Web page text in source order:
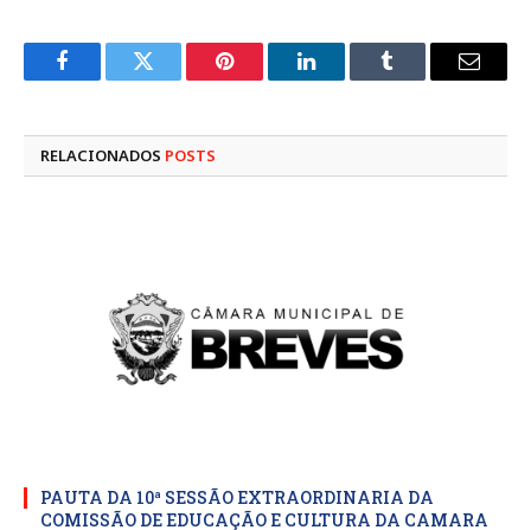
FacebookTwitter Pinterest LinkedInTumblr
E-
RELACIONADOS POSTS
PAUTA DA 10ª SESSÃO EXTRAORDINARIA DA
COMISSÃO DE EDUCAÇÃO E CULTURA DA CAMARA